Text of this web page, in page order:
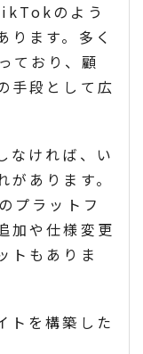
のよう
ります。多く
ており、顧
手段として広
なければ、い
あります。
プラットフ
加や仕様変更
トもありま
トを構築した